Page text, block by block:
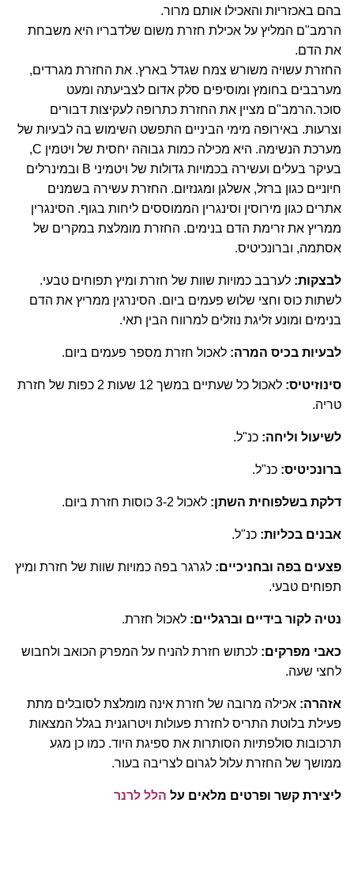
בהם באכזריות והאכילו אותם מרור.
הרמב"ם המליץ על אכילת חזרת משום שלדבריו היא משבחת
את הדם.
החזרת עשויה משורש צמח שגדל בארץ. את החזרת מגרדים,
מערבבים בחומץ ומוסיפים סלק אדום לצביעתה ומעט
סוכר.הרמב"ם מציין את החזרת כתרופה לעקיצות דבורים
וצרעות. באירופה מימי הביניים התפשט השימוש בה לבעיות של
מערכת הנשימה. היא מכילה כמות גבוהה יחסית של ויטמין C,
בעיקר בעלים ועשירה בכמויות גדולות של ויטמיני B ובמינרלים
חיוניים כגון ברזל, אשלגן ומגנזיום. החזרת עשירה בשמנים
אתרים כגון מירוסין וסינגרין הממוססים ליחות בגוף. הסינגרין
ממריץ את זרימת הדם בנימים. החזרת מומלצת במקרים של
אסתמה, וברונכיטיס.
לבצקות: לערבב כמויות שוות של חזרת ומיץ תפוחים טבעי.
לשתות כוס וחצי שלוש פעמים ביום. הסינרגין ממריץ את הדם
בנימים ומונע זליגת נוזלים למרווח הבין תאי.
לבעיות בכיס המרה: לאכול חזרת מספר פעמים ביום.
סינוזיטיס:
לאכול כל שעתיים במשך 12 שעות 2 כפות של חזרת
טריה.
לשיעול וליחה: כנ"ל.
ברונכיטיס: כנ"ל.
דלקת בשלפוחית השתן: לאכול 3-2 כוסות חזרת ביום.
אבנים בכליות: כנ"ל.
פצעים בפה ובחניכיים: לגרגר בפה כמויות שוות של חזרת ומיץ
תפוחים טבעי.
נטיה לקור בידיים וברגליים: לאכול חזרת.
כאבי מפרקים: לכתוש חזרת להניח על המפרק הכואב ולחבוש
לחצי שעה.
אזהרה: אכילה מרובה של חזרת אינה מומלצת לסובלים מתת
פעילת בלוטת התריס לחזרת פעולות ויטרוגנית בגלל המצאות
תרכובות סולפתיות הסותרות את ספיגת היוד. כמו כן מגע
ממושך של החזרת עלול לגרום לצריבה בעור.
ליצירת קשר ופרטים מלאים על הלל לרנר